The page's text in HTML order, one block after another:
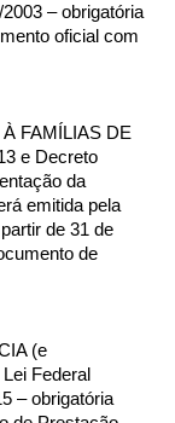
– obrigatória
oficial com
FAMÍLIAS DE
e Decreto
da
emitida pela
de 31 de
de
(e
Federal
– obrigatória